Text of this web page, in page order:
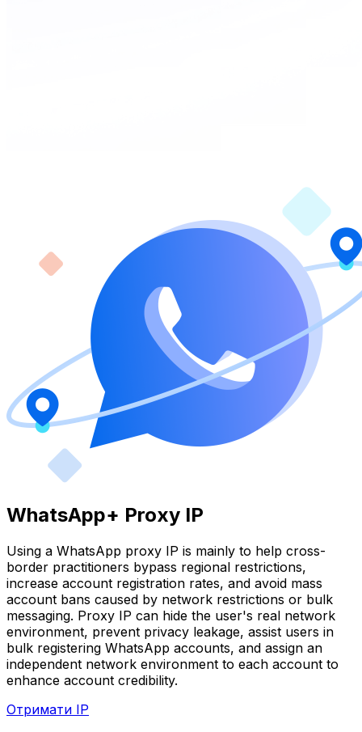
WhatsApp+ Proxy IP
Using a WhatsApp proxy IP is mainly to help cross-
border practitioners bypass regional restrictions,
increase account registration rates, and avoid mass
account bans caused by network restrictions or bulk
messaging. Proxy IP can hide the user's real network
environment, prevent privacy leakage, assist users in
bulk registering WhatsApp accounts, and assign an
independent network environment to each account to
enhance account credibility.
Отримати IP